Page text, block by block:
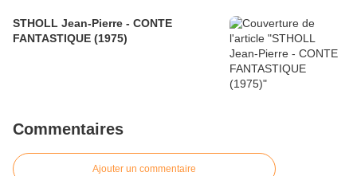
STHOLL Jean-Pierre - CONTE
FANTASTIQUE (1975)
Commentaires
Ajouter un commentaire